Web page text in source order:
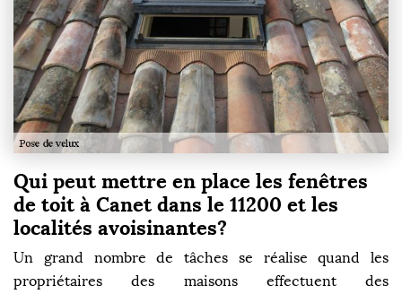
Qui peut mettre en place les fenêtres
de toit à Canet dans le 11200 et les
localités avoisinantes?
Un grand nombre de tâches se réalise quand les
propriétaires des maisons effectuent des